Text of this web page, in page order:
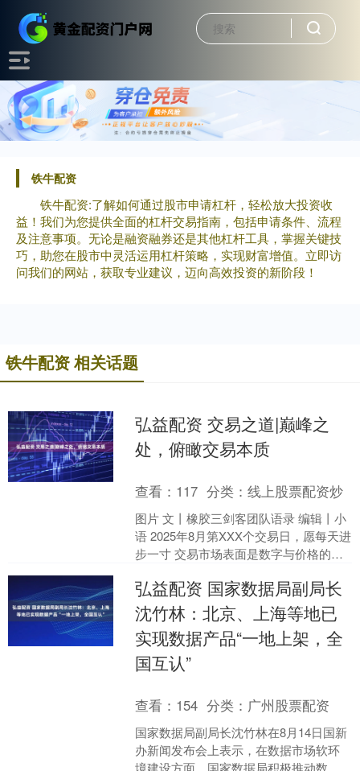
铁牛配资
铁牛配资:了解如何通过股市申请杠杆，轻松放大投资收
益！我们为您提供全面的杠杆交易指南，包括申请条件、流程
及注意事项。无论是融资融券还是其他杠杆工具，掌握关键技
巧，助您在股市中灵活运用杠杆策略，实现财富增值。立即访
问我们的网站，获取专业建议，迈向高效投资的新阶段！
铁牛配资 相关话题
弘益配资 交易之道|巅峰之
处，俯瞰交易本质
查看： 117 分类：线上股票配资炒
图片 文丨橡胶三剑客团队语录 编辑丨小
语 2025年8月第XXX个交易日，愿每天进
步一寸 交易市场表面是数字与价格的波
织。 它并....
弘益配资 国家数据局副局长
沈竹林：北京、上海等地已
实现数据产品“一地上架，全
国互认”
查看： 154 分类： 广州股票配资
国家数据局副局长沈竹林在8月14日国新
办新闻发布会上表示，在数据市场软环